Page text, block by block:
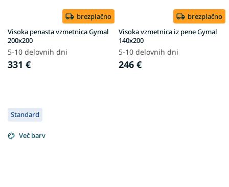
brezplačno
Visoka penasta vzmetnica Gymal
200x200
5-10 delovnih dni
331 €
brezplačno
Visoka vzmetnica iz pene Gymal
140x200
5-10 delovnih dni
246 €
Standard
Več barv